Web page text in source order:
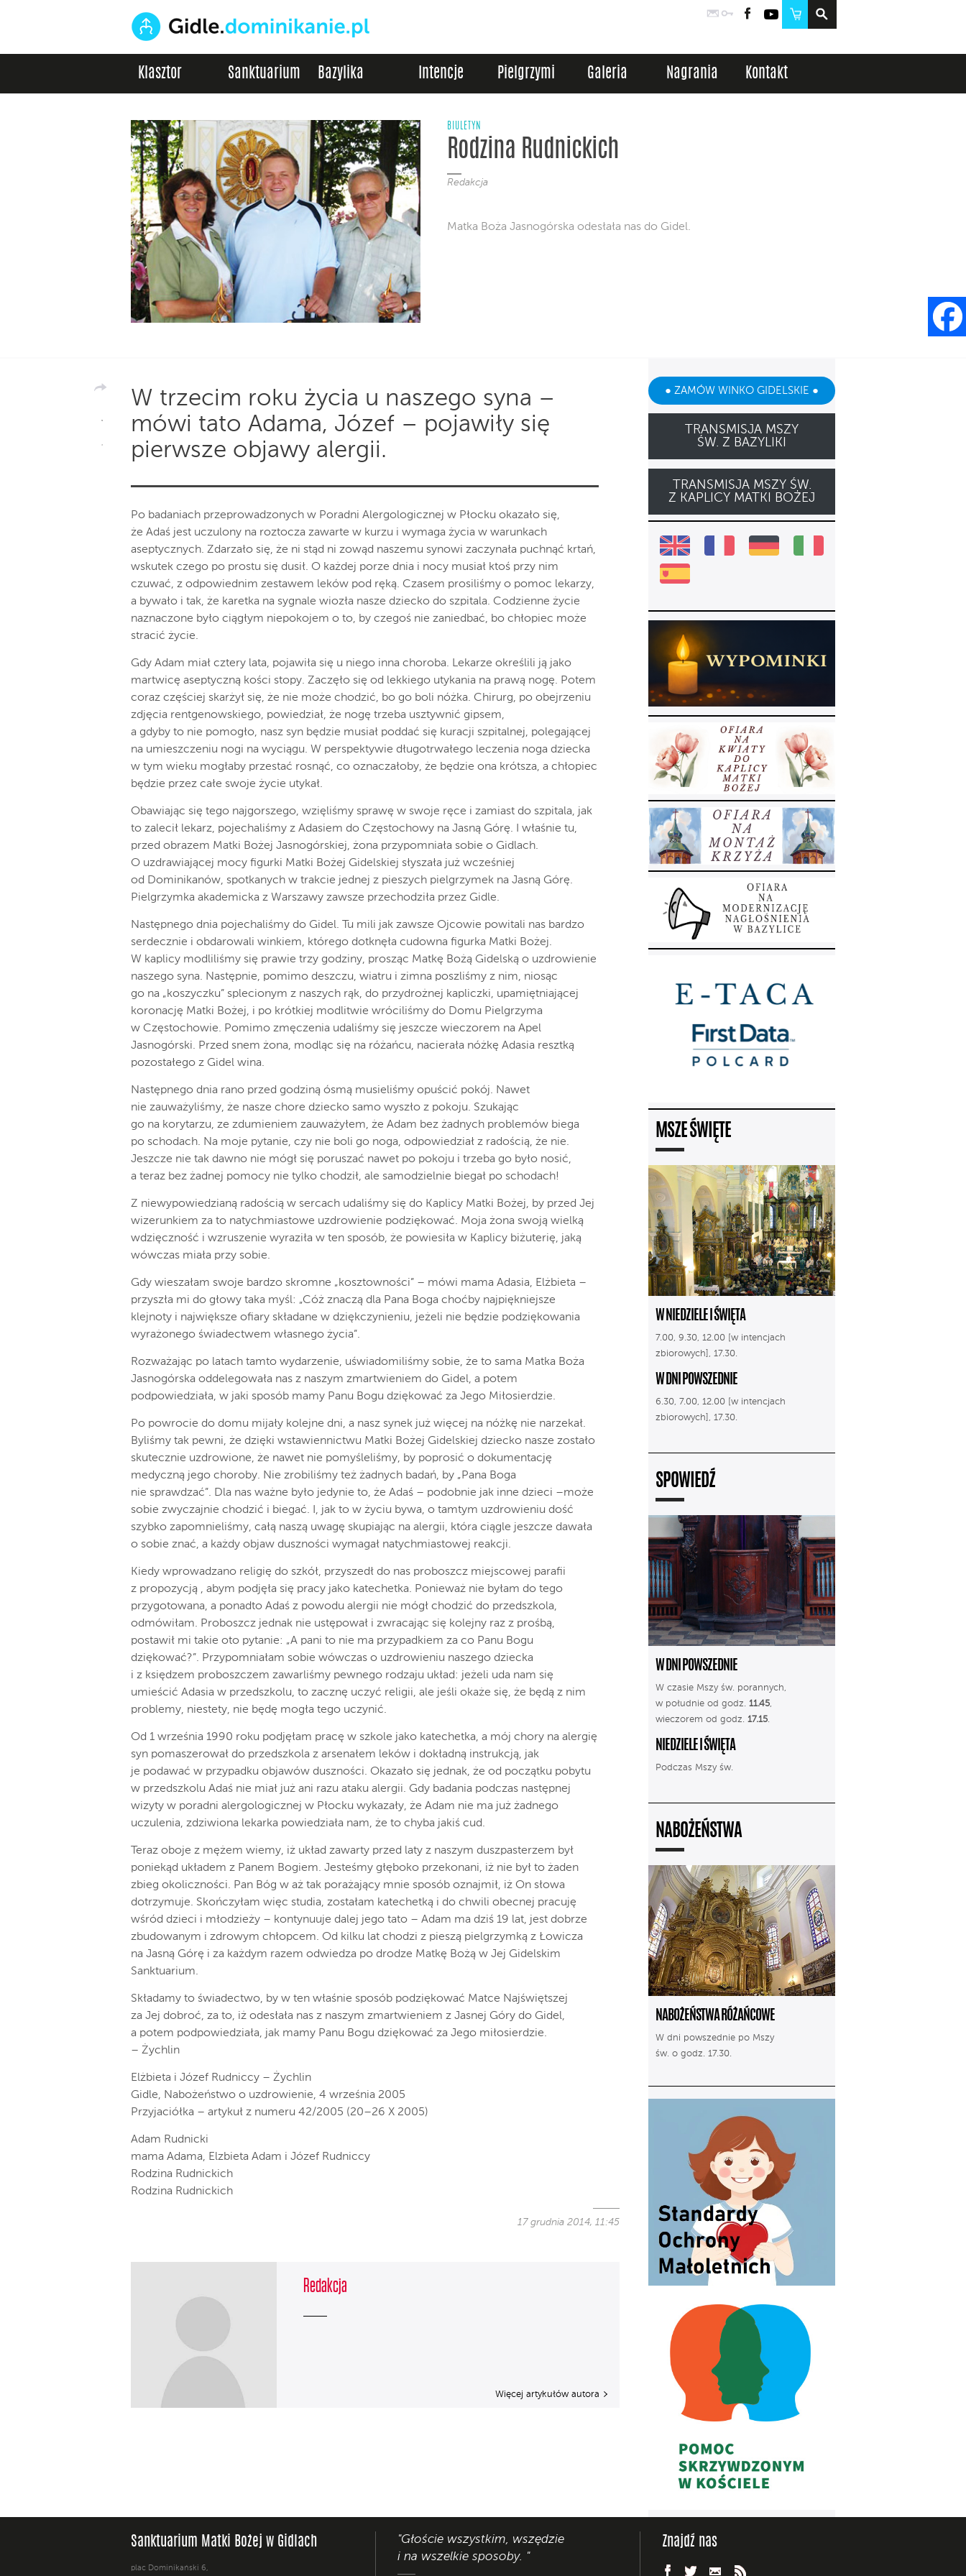
PocztaLogowanie
FacebookYouTube
Sklep
Klasztor Sanktuarium Bazylika Intencje Pielgrzymi Galeria Nagrania Kontakt
BIULETYN
Rodzina Rudnickich
Redakcja
Matka Boża Jasnogórska odesłała nas do Gidel.
W trzecim roku życia u naszego syna –
mówi tato Adama, Józef – pojawiły się
pierwsze objawy alergii.
Po badaniach przeprowadzonych w Poradni Alergologicznej w Płocku okazało się,
że Adaś jest uczulony na roztocza zawarte w kurzu i wymaga życia w warunkach
aseptycznych. Zdarzało się, że ni stąd ni zowąd naszemu synowi zaczynała puchnąć krtań,
wskutek czego po prostu się dusił. O każdej porze dnia i nocy musiał ktoś przy nim
czuwać, z odpowiednim zestawem leków pod ręką. Czasem prosiliśmy o pomoc lekarzy,
a bywało i tak, że karetka na sygnale wiozła nasze dziecko do szpitala. Codzienne życie
naznaczone było ciągłym niepokojem o to, by czegoś nie zaniedbać, bo chłopiec może
stracić życie.
Gdy Adam miał cztery lata, pojawiła się u niego inna choroba. Lekarze określili ją jako
martwicę aseptyczną kości stopy. Zaczęło się od lekkiego utykania na prawą nogę. Potem
coraz częściej skarżył się, że nie może chodzić, bo go boli nóżka. Chirurg, po obejrzeniu
zdjęcia rentgenowskiego, powiedział, że nogę trzeba usztywnić gipsem,
a gdyby to nie pomogło, nasz syn będzie musiał poddać się kuracji szpitalnej, polegającej
na umieszczeniu nogi na wyciągu. W perspektywie długotrwałego leczenia noga dziecka
w tym wieku mogłaby przestać rosnąć, co oznaczałoby, że będzie ona krótsza, a chłopiec
będzie przez całe swoje życie utykał.
Obawiając się tego najgorszego, wzięliśmy sprawę w swoje ręce i zamiast do szpitala, jak
to zalecił lekarz, pojechaliśmy z Adasiem do Częstochowy na Jasną Górę. I właśnie tu,
przed obrazem Matki Bożej Jasnogórskiej, żona przypomniała sobie o Gidlach.
O uzdrawiającej mocy figurki Matki Bożej Gidelskiej słyszała już wcześniej
od Dominikanów, spotkanych w trakcie jednej z pieszych pielgrzymek na Jasną Górę.
Pielgrzymka akademicka z Warszawy zawsze przechodziła przez Gidle.
Następnego dnia pojechaliśmy do Gidel. Tu mili jak zawsze Ojcowie powitali nas bardzo
serdecznie i obdarowali winkiem, którego dotknęła cudowna figurka Matki Bożej.
W kaplicy modliliśmy się prawie trzy godziny, prosząc Matkę Bożą Gidelską o uzdrowienie
naszego syna. Następnie, pomimo deszczu, wiatru i zimna poszliśmy z nim, niosąc
go na „koszyczku” splecionym z naszych rąk, do przydrożnej kapliczki, upamiętniającej
koronację Matki Bożej, i po krótkiej modlitwie wróciliśmy do Domu Pielgrzyma
w Częstochowie. Pomimo zmęczenia udaliśmy się jeszcze wieczorem na Apel
Jasnogórski. Przed snem żona, modląc się na różańcu, nacierała nóżkę Adasia resztką
pozostałego z Gidel wina.
Następnego dnia rano przed godziną ósmą musieliśmy opuścić pokój. Nawet
nie zauważyliśmy, że nasze chore dziecko samo wyszło z pokoju. Szukając
go na korytarzu, ze zdumieniem zauważyłem, że Adam bez żadnych problemów biega
po schodach. Na moje pytanie, czy nie boli go noga, odpowiedział z radością, że nie.
Jeszcze nie tak dawno nie mógł się poruszać nawet po pokoju i trzeba go było nosić,
a teraz bez żadnej pomocy nie tylko chodził, ale samodzielnie biegał po schodach!
Z niewypowiedzianą radością w sercach udaliśmy się do Kaplicy Matki Bożej, by przed Jej
wizerunkiem za to natychmiastowe uzdrowienie podziękować. Moja żona swoją wielką
wdzięczność i wzruszenie wyraziła w ten sposób, że powiesiła w Kaplicy biżuterię, jaką
wówczas miała przy sobie.
Gdy wieszałam swoje bardzo skromne „kosztowności” – mówi mama Adasia, Elżbieta –
przyszła mi do głowy taka myśl: „Cóż znaczą dla Pana Boga choćby najpiękniejsze
klejnoty i największe ofiary składane w dziękczynieniu, jeżeli nie będzie podziękowania
wyrażonego świadectwem własnego życia”.
Rozważając po latach tamto wydarzenie, uświadomiliśmy sobie, że to sama Matka Boża
Jasnogórska oddelegowała nas z naszym zmartwieniem do Gidel, a potem
podpowiedziała, w jaki sposób mamy Panu Bogu dziękować za Jego Miłosierdzie.
Po powrocie do domu mijały kolejne dni, a nasz synek już więcej na nóżkę nie narzekał.
Byliśmy tak pewni, że dzięki wstawiennictwu Matki Bożej Gidelskiej dziecko nasze zostało
skutecznie uzdrowione, że nawet nie pomyśleliśmy, by poprosić o dokumentację
medyczną jego choroby. Nie zrobiliśmy też żadnych badań, by „Pana Boga
nie sprawdzać”. Dla nas ważne było jedynie to, że Adaś – podobnie jak inne dzieci –może
sobie zwyczajnie chodzić i biegać. I, jak to w życiu bywa, o tamtym uzdrowieniu dość
szybko zapomnieliśmy, całą naszą uwagę skupiając na alergii, która ciągle jeszcze dawała
o sobie znać, a każdy objaw duszności wymagał natychmiastowej reakcji.
Kiedy wprowadzano religię do szkół, przyszedł do nas proboszcz miejscowej parafii
z propozycją , abym podjęła się pracy jako katechetka. Ponieważ nie byłam do tego
przygotowana, a ponadto Adaś z powodu alergii nie mógł chodzić do przedszkola,
odmówiłam. Proboszcz jednak nie ustępował i zwracając się kolejny raz z prośbą,
postawił mi takie oto pytanie: „A pani to nie ma przypadkiem za co Panu Bogu
dziękować?”. Przypomniałam sobie wówczas o uzdrowieniu naszego dziecka
i z księdzem proboszczem zawarliśmy pewnego rodzaju układ: jeżeli uda nam się
umieścić Adasia w przedszkolu, to zacznę uczyć religii, ale jeśli okaże się, że będą z nim
problemy, niestety, nie będę mogła tego uczynić.
Od 1 września 1990 roku podjęłam pracę w szkole jako katechetka, a mój chory na alergię
syn pomaszerował do przedszkola z arsenałem leków i dokładną instrukcją, jak
je podawać w przypadku objawów duszności. Okazało się jednak, że od początku pobytu
w przedszkolu Adaś nie miał już ani razu ataku alergii. Gdy badania podczas następnej
wizyty w poradni alergologicznej w Płocku wykazały, że Adam nie ma już żadnego
uczulenia, zdziwiona lekarka powiedziała nam, że to chyba jakiś cud.
Teraz oboje z mężem wiemy, iż układ zawarty przed laty z naszym duszpasterzem był
poniekąd układem z Panem Bogiem. Jesteśmy głęboko przekonani, iż nie był to żaden
zbieg okoliczności. Pan Bóg w aż tak porażający mnie sposób oznajmił, iż On słowa
dotrzymuje. Skończyłam więc studia, zostałam katechetką i do chwili obecnej pracuję
wśród dzieci i młodzieży – kontynuuje dalej jego tato – Adam ma dziś 19 lat, jest dobrze
zbudowanym i zdrowym chłopcem. Od kilku lat chodzi z pieszą pielgrzymką z Łowicza
na Jasną Górę i za każdym razem odwiedza po drodze Matkę Bożą w Jej Gidelskim
Sanktuarium.
Składamy to świadectwo, by w ten właśnie sposób podziękować Matce Najświętszej
za Jej dobroć, za to, iż odesłała nas z naszym zmartwieniem z Jasnej Góry do Gidel,
a potem podpowiedziała, jak mamy Panu Bogu dziękować za Jego miłosierdzie.
– Żychlin
Elżbieta i Józef Rudniccy – Żychlin
Gidle, Nabożeństwo o uzdrowienie, 4 września 2005
Przyjaciółka – artykuł z numeru 42/2005 (20–26 X 2005)
Adam Rudnicki
mama Adama, Elzbieta Adam i Józef Rudniccy
Rodzina Rudnickich
Rodzina Rudnickich
17 grudnia 2014, 11:45
Redakcja
Więcej artykułów autora
● ZAMÓW WINKO GIDELSKIE ●
TRANSMISJA MSZY
ŚW. Z BAZYLIKI
TRANSMISJA MSZY ŚW.
Z KAPLICY MATKI BOŻEJ
MSZE ŚWIĘTE
W NIEDZIELE I ŚWIĘTA
7.00, 9.30, 12.00 [w intencjach
zbiorowych], 17.30.
W DNI POWSZEDNIE
6.30, 7.00, 12.00 [w intencjach
zbiorowych], 17.30.
SPOWIEDŹ
W DNI POWSZEDNIE
W czasie Mszy św. porannych,
w południe od godz. 11.45,
wieczorem od godz. 17.15.
NIEDZIELE I ŚWIĘTA
Podczas Mszy św.
NABOŻEŃSTWA
NABOŻEŃSTWA RÓŻAŃCOWE
W dni powszednie po Mszy
św. o godz. 17.30.
Sanktuarium Matki Bożej w Gidlach
plac Dominikański 6,
"Głoście wszystkim, wszędzie
i na wszelkie sposoby. "
Znajdź nas